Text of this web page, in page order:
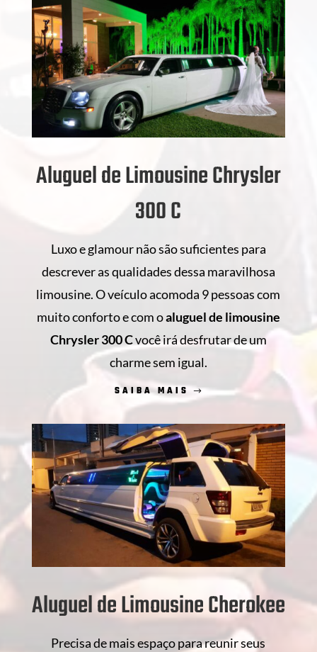
Aluguel de Limousine Chrysler
300 C
Luxo e glamour não são suficientes para
descrever as qualidades dessa maravilhosa
limousine. O veículo acomoda 9 pessoas com
muito conforto e com oaluguel de limousine
Chrysler 300 Cvocê irá desfrutar de um
charme sem igual.
SAIBA MAIS
Aluguel de Limousine Cherokee
Precisa de mais espaço para reunir seus